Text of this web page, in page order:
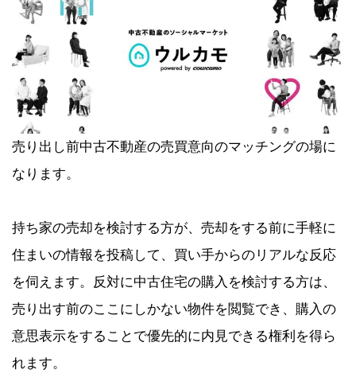
売り出し前中古不動産の売買意向のマッチングの場に
なります。
持ち家の売却を検討する方が、売却をする前に手軽に
住まいの情報を投稿して、買い手からのリアルな反応
を伺えます。反対に中古住宅の購入を検討する方は、
売り出す前のここにしかない物件を閲覧でき、購入の
意思表示をすることで優先的に内見できる権利を得ら
れます。